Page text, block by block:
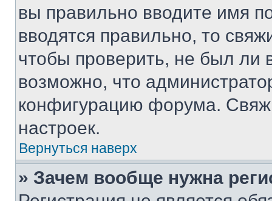
вы правильно вводите имя
вводятся правильно, то
чтобы проверить, не был ли
возможно, что
конфигурацию форума.
настроек.
Вернуться наверх
» Зачем вообще нужна